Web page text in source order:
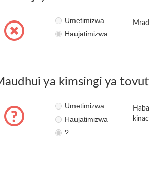
Umetimizwa
Haujatimizwa
ya kimsingi ya
Umetimizwa
Haujatimizwa
?